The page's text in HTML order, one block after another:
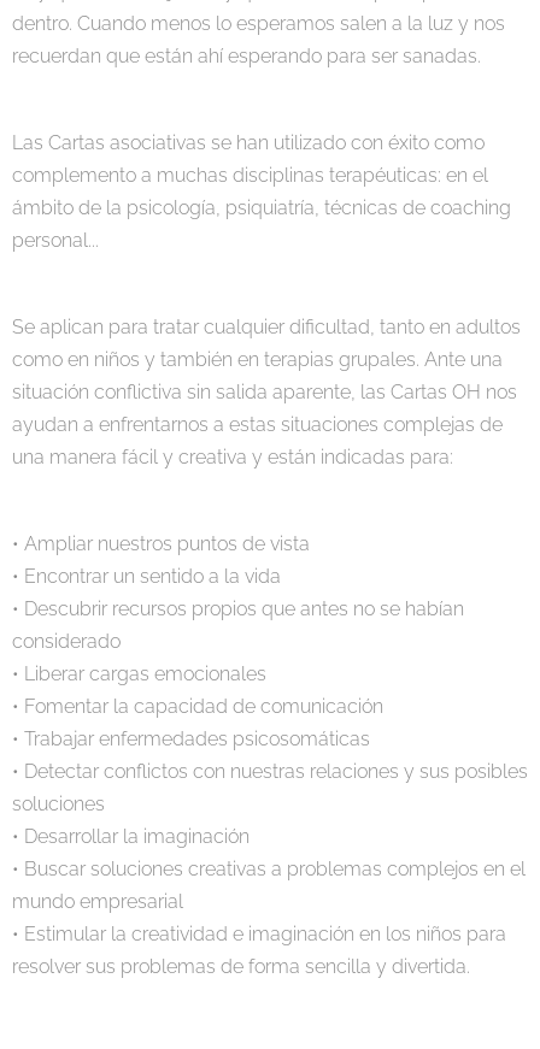
dentro. Cuando menos lo esperamos salen a la luz y nos
recuerdan que están ahí esperando para ser sanadas.
Las Cartas asociativas se han utilizado con éxito como
complemento a muchas disciplinas terapéuticas: en el
ámbito de la psicología, psiquiatría, técnicas de coaching
personal...
Se aplican para tratar cualquier dificultad, tanto en adultos
como en niños y también en terapias grupales. Ante una
situación conflictiva sin salida aparente, las Cartas OH nos
ayudan a enfrentarnos a estas situaciones complejas de
una manera fácil y creativa y están indicadas para:
• Ampliar nuestros puntos de vista
• Encontrar un sentido a la vida
• Descubrir recursos propios que antes no se habían
considerado
• Liberar cargas emocionales
• Fomentar la capacidad de comunicación
• Trabajar enfermedades psicosomáticas
• Detectar conflictos con nuestras relaciones y sus posibles
soluciones
• Desarrollar la imaginación
• Buscar soluciones creativas a problemas complejos en el
mundo empresarial
• Estimular la creatividad e imaginación en los niños para
resolver sus problemas de forma sencilla y divertida.